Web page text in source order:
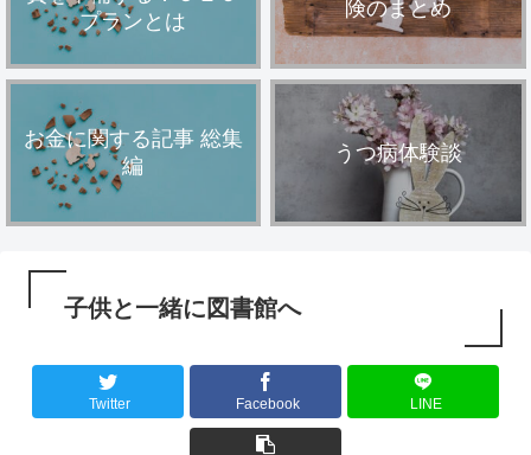
プランとは
険のまとめ
お金に関する記事 総集
編
うつ病体験談
子供と一緒に図書館へ
Twitter Facebook LINE